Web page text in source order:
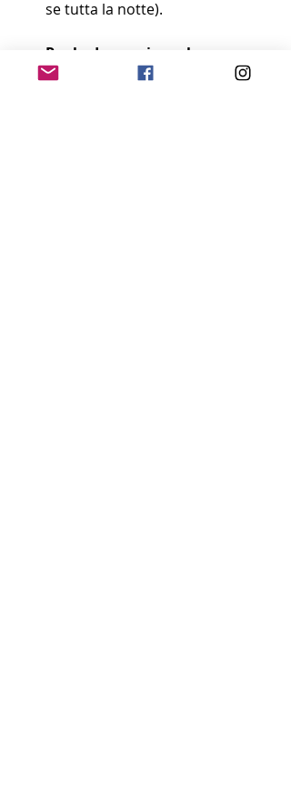
se tutta la notte).
Per la decorazione, ho
semplicemente guarnito con